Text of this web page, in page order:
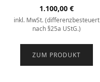
1.100,00 €
inkl. MwSt. (differenzbesteuert
nach §25a UStG.)
ZUM PRODUKT